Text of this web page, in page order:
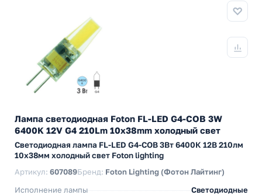
Лампа светодиодная Foton FL-LED G4-COB 3W
6400K 12V G4 210Lm 10х38mm холодный свет
Светодиодная лампа FL-LED G4-COB 3Вт 6400К 12В 210лм
10x38мм холодный свет Foton lighting
Артикул: 607089Бренд: Foton Lighting (Фотон Лайтинг)
Исполнение лампы
Светодиодные